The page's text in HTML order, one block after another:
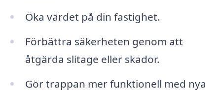
Öka värdet på din fastighet.
Förbättra säkerheten genom att
åtgärda slitage eller skador.
Gör trappan mer funktionell med nya